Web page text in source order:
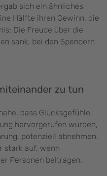
sich ein ähnliches
Hälfte ihren Gewinn, die
Die Freude über die
sank, bei den Spendern
zu tun
dass Glücksgefühle,
hervorgerufen wurden,
potenziell abnehmen.
stark auf, wenn
Personen beitragen.